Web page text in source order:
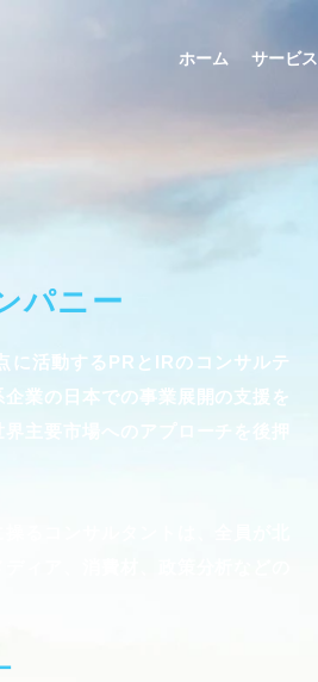
ホーム サービス
パニー
に活動するPRとIRのコンサルテ
業の日本での事業展開の支援を